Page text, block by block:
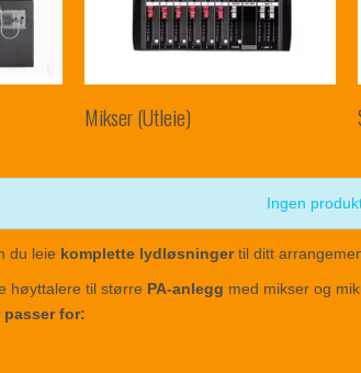
Mikser (Utleie)
Ingen
du leie komplette lydløsningertil ditt
høyttalere til større PA-anlegg med mikser og
passer for: